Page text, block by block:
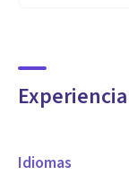
Experiencia
Idiomas